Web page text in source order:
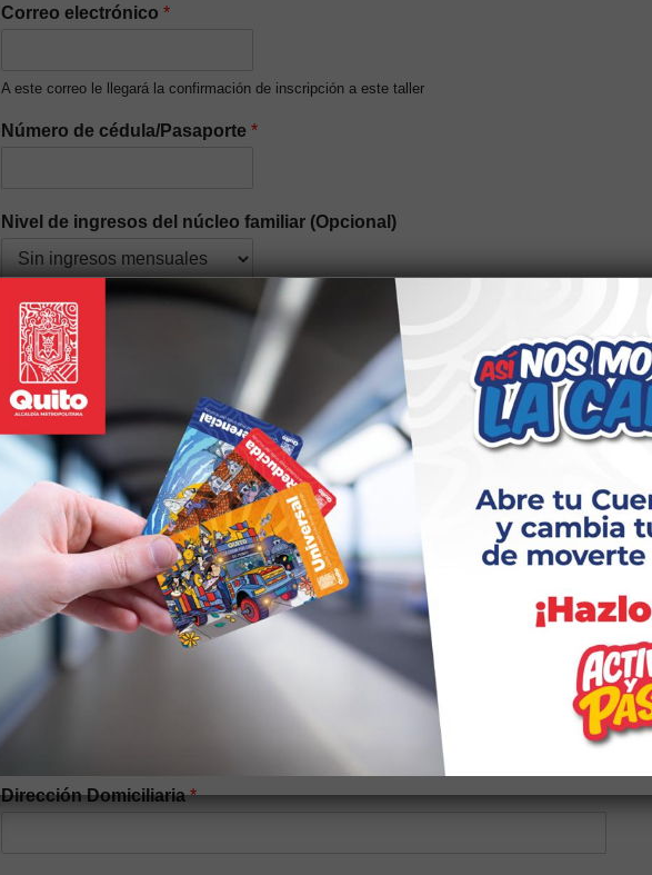
Correo electrónico *
A este correo le llegará la confirmación de inscripción a este taller
Número de cédula/Pasaporte *
Nivel de ingresos del núcleo familiar (Opcional)
Género*
Auto identificación étnica*
Discapacidad*
Si tiene alguna discapacidad elegir el tipo
Nacionalidad*
Parroquia
Dirección Domiciliaria*